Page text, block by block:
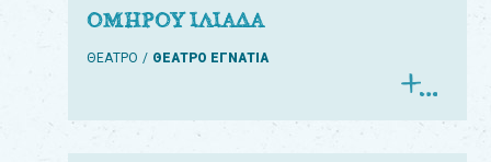
ΟΜΗΡΟΥ ΙΛΙΑΔΑ
ΘΕΑΤΡΟ ΘΕΑΤΡΟ ΕΓΝΑΤΙΑ